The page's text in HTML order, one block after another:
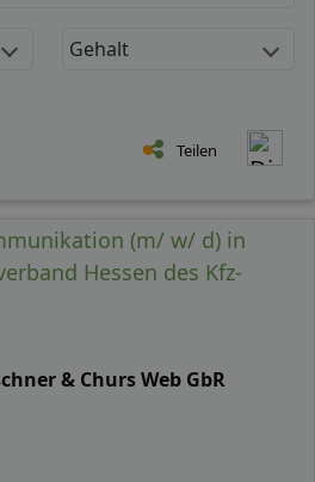
Gehalt
Teilen
(m/ w/ d) in
Hessen des Kfz-
& Churs Web GbR